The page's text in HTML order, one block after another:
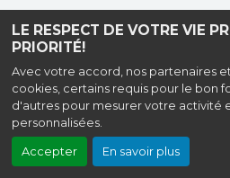
LE RESPECT DE VOTRE VIE
PRIORITÉ!
Avec votre accord, nos partenaires
cookies, certains requis pour le bon
d'autres pour mesurer votre activité
personnalisées.
Accepter En savoir plus